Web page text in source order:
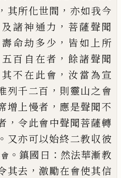
， 其所化世間 ， 亦如我今
及諸神通力 ， 菩薩聲聞
壽命劫多少 ， 皆如上所
五百自在者 ，餘諸聲聞
其不在此會 ， 汝當為宣
列千二百 ， 則靈山之會
增上慢者 ， 應是聲聞不
，令此會中聲聞菩薩轉
。 又亦可以始終二教収彼
。鎮國 曰 ： 然法華漸教
其去 ，激勵在會使其信